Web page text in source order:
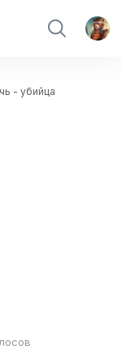
- убийца